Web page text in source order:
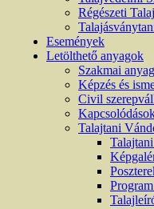
Régészeti
Események
Letölthető anyagok
Szakmai
Képzés és
Civil
Talajtani